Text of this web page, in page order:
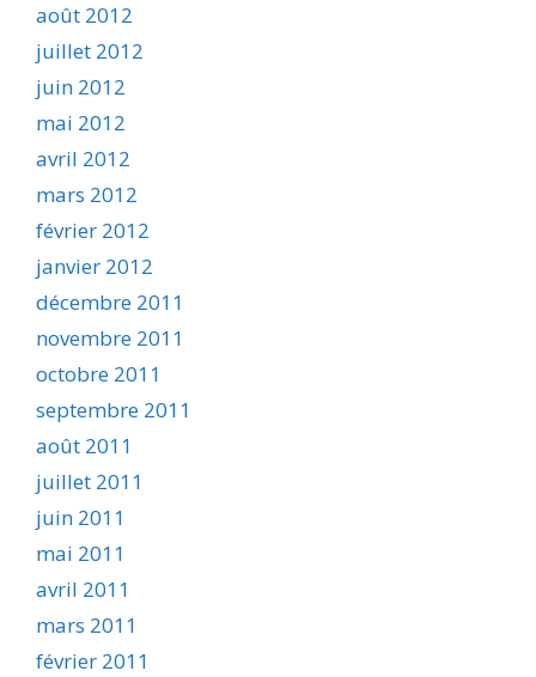
août 2012
juillet 2012
juin 2012
mai 2012
avril 2012
mars 2012
février 2012
janvier 2012
décembre 2011
novembre 2011
octobre 2011
septembre 2011
août 2011
juillet 2011
juin 2011
mai 2011
avril 2011
mars 2011
février 2011